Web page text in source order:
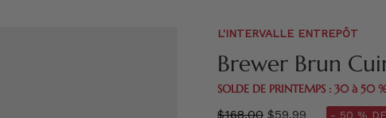
L'INTERVALLE ENTREPÔT
Brewer Brun
SOLDE DE PRINTEMPS : 30 à 50
régulier
$168.00 $59.99 - 50 %